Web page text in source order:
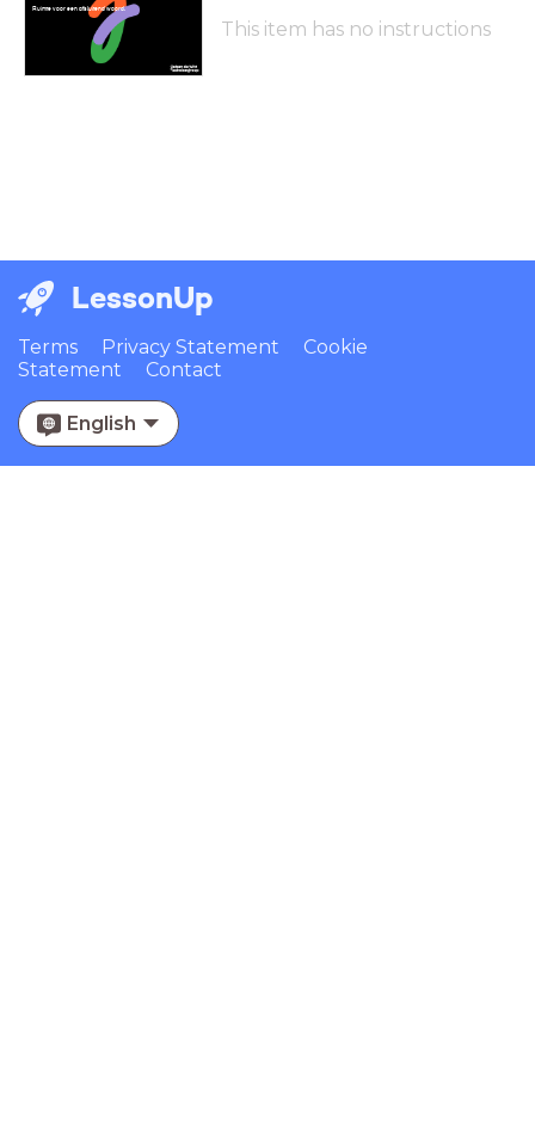
Ruimte voor een afsluitend woord.
This item has no instructions
LessonUp
Terms Privacy Statement
Cookie
Statement
Contact
English